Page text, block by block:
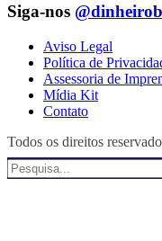
Siga-nos
Aviso Legal
Política de
Assessoria de
Mídia Kit
Contato
Todos os direitos